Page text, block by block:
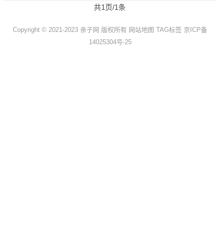
共1页/1条
Copyright © 2021-2023 亲子网 版权所有 网站地图 TAG标签 京ICP备
14025304号-25